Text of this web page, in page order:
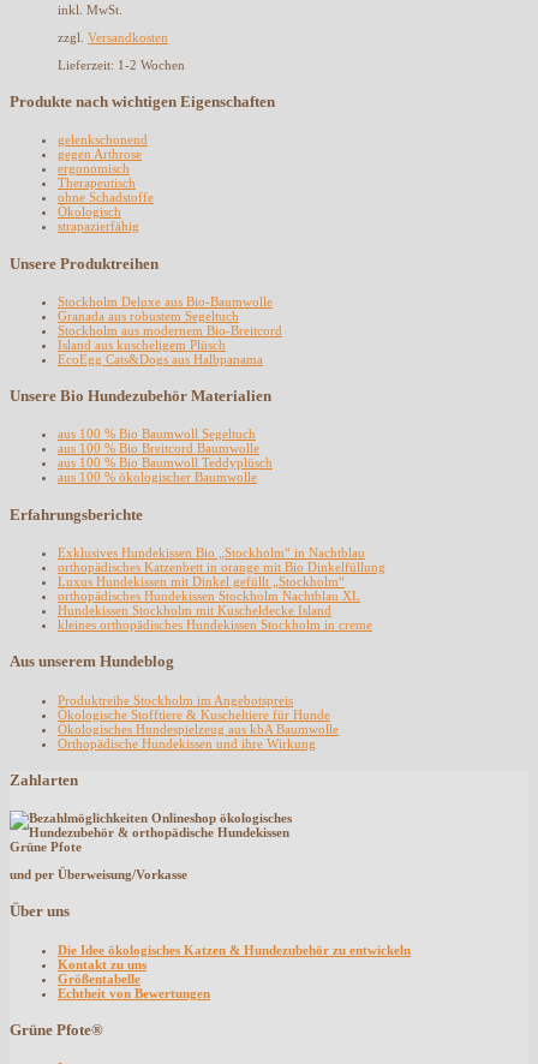
inkl. MwSt.
zzgl. Versandkosten
Lieferzeit: 1-2 Wochen
Produkte nach wichtigen Eigenschaften
gelenkschonend
gegen Arthrose
ergonomisch
Therapeutisch
ohne Schadstoffe
Ökologisch
strapazierfähig
Unsere Produktreihen
Stockholm Deluxe aus Bio-Baumwolle
Granada aus robustem Segeltuch
Stockholm aus modernem Bio-Breitcord
Island aus kuscheligem Plüsch
EcoEgg Cats&Dogs aus Halbpanama
Unsere Bio Hundezubehör Materialien
aus 100 % Bio Baumwoll Segeltuch
aus 100 % Bio Breitcord Baumwolle
aus 100 % Bio Baumwoll Teddyplüsch
aus 100 % ökologischer Baumwolle
Erfahrungsberichte
Exklusives Hundekissen Bio „Stockholm“ in Nachtblau
orthopädisches Katzenbett in orange mit Bio Dinkelfüllung
Luxus Hundekissen mit Dinkel gefüllt „Stockholm“
orthopädisches Hundekissen Stockholm Nachtblau XL
Hundekissen Stockholm mit Kuscheldecke Island
kleines orthopädisches Hundekissen Stockholm in creme
Aus unserem Hundeblog
Produktreihe Stockholm im Angebotspreis
Ökologische Stofftiere & Kuscheltiere für Hunde
Ökologisches Hundespielzeug aus kbA Baumwolle
Orthopädische Hundekissen und ihre Wirkung
Zahlarten
und per Überweisung/Vorkasse
Über uns
Die Idee ökologisches Katzen & Hundezubehör zu entwickeln
Kontakt zu uns
Größentabelle
Echtheit von Bewertungen
Grüne Pfote®